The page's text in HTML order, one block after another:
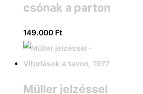
csónak a parton
149.000 Ft
Müller jelzéssel